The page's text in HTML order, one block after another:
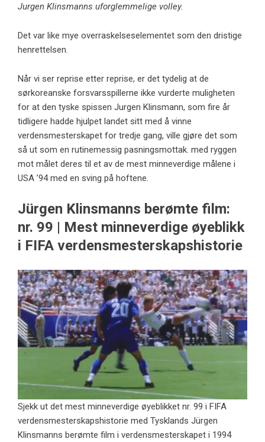
Jurgen Klinsmanns uforglemmelige volley.
Det var like mye overraskelseselementet som den dristige
henrettelsen.
Når vi ser reprise etter reprise, er det tydelig at de
sørkoreanske forsvarsspillerne ikke vurderte muligheten
for at den tyske spissen Jurgen Klinsmann, som fire år
tidligere hadde hjulpet landet sitt med å vinne
verdensmesterskapet for tredje gang, ville gjøre det som
så ut som en rutinemessig pasningsmottak. med ryggen
mot målet deres til et av de mest minneverdige målene i
USA ’94 med en sving på hoftene.
Jürgen Klinsmanns berømte film:
nr. 99 | Mest minneverdige øyeblikk
i FIFA verdensmesterskapshistorie
Sjekk ut det mest minneverdige øyeblikket nr. 99 i FIFA
verdensmesterskapshistorie med Tysklands Jürgen
Klinsmanns berømte film i verdensmesterskapet i 1994